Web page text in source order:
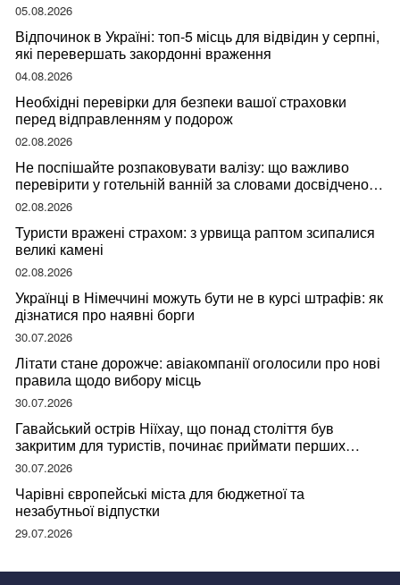
05.08.2026
Відпочинок в Україні: топ-5 місць для відвідин у серпні,
які перевершать закордонні враження
04.08.2026
Необхідні перевірки для безпеки вашої страховки
перед відправленням у подорож
02.08.2026
Не поспішайте розпаковувати валізу: що важливо
перевірити у готельній ванній за словами досвідченої
мандрівниці
02.08.2026
Туристи вражені страхом: з урвища раптом зсипалися
великі камені
02.08.2026
Українці в Німеччині можуть бути не в курсі штрафів: як
дізнатися про наявні борги
30.07.2026
Літати стане дорожче: авіакомпанії оголосили про нові
правила щодо вибору місць
30.07.2026
Гавайський острів Ніїхау, що понад століття був
закритим для туристів, починає приймати перших
відвідувачів
30.07.2026
Чарівні європейські міста для бюджетної та
незабутньої відпустки
29.07.2026